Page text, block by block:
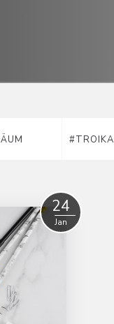
#TROIKA
24
Jan